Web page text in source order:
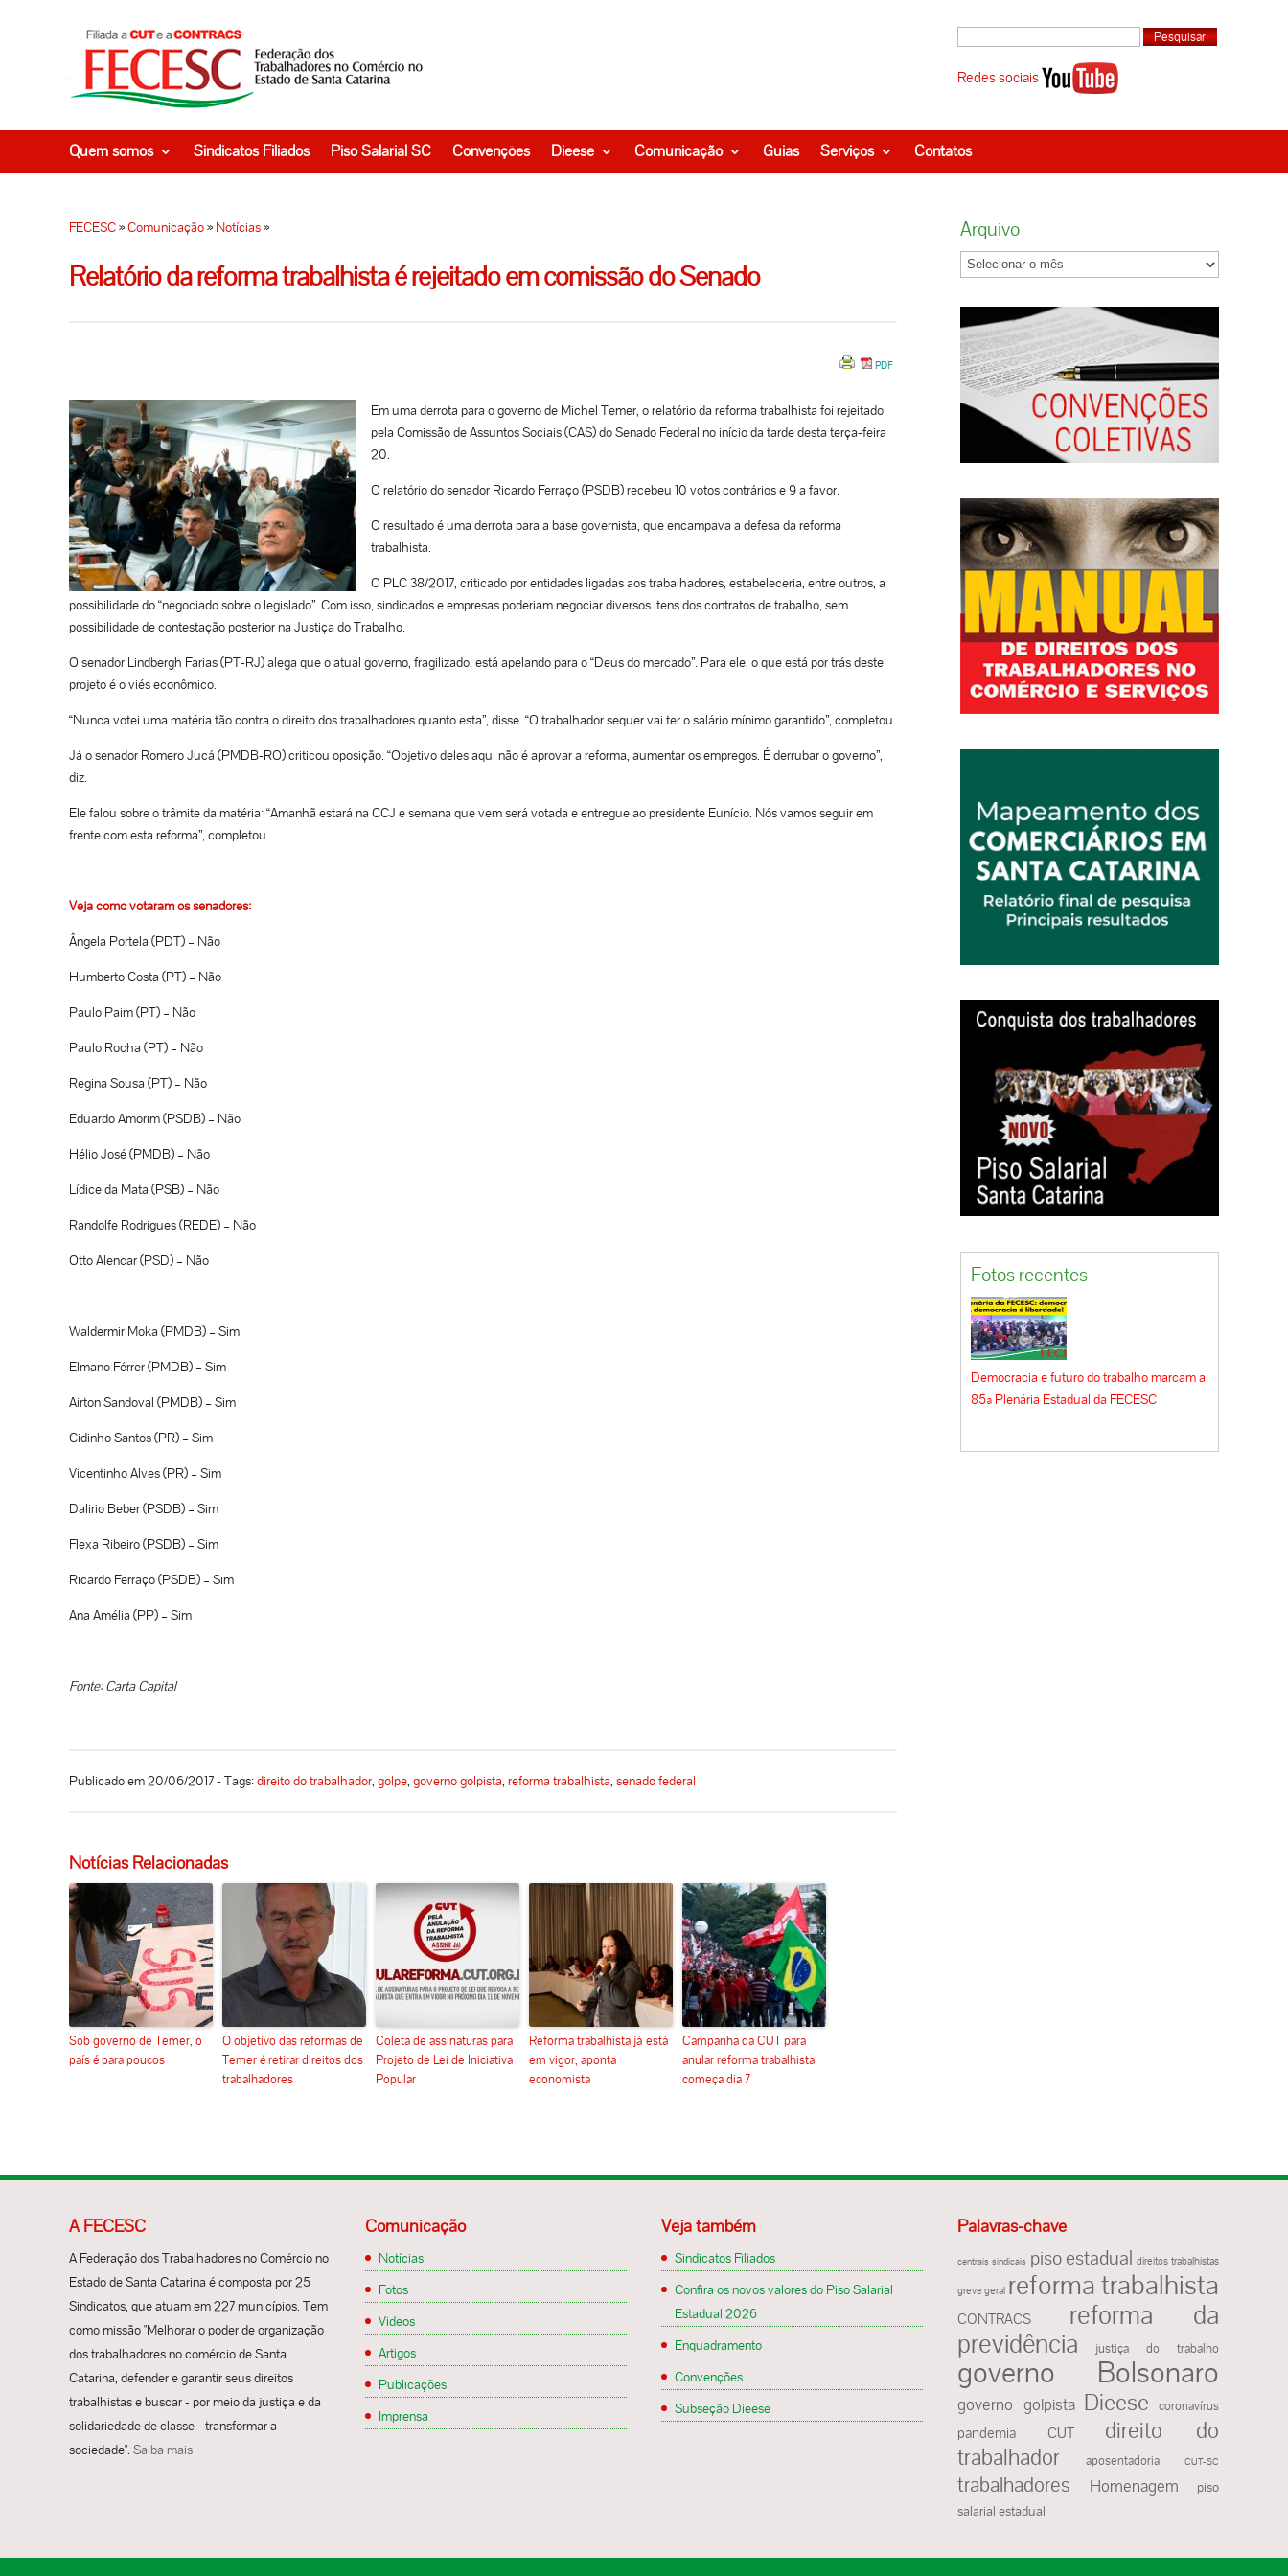
Redes sociais
Quem somos Sindicatos Filiados Piso Salarial SC Convenções Dieese Comunicação Guias Serviços Contatos
FECESC»Comunicação»Notícias»
Relatório da reforma trabalhista é rejeitado em comissão do Senado
Em uma derrota para o governo de Michel Temer, o relatório da reforma trabalhista foi rejeitado
pela Comissão de Assuntos Sociais (CAS) do Senado Federal no início da tarde desta terça-feira
20.
O relatório do senador Ricardo Ferraço (PSDB) recebeu 10 votos contrários e 9 a favor.
O resultado é uma derrota para a base governista, que encampava a defesa da reforma
trabalhista.
O PLC 38/2017, criticado por entidades ligadas aos trabalhadores, estabeleceria, entre outros, a
possibilidade do “negociado sobre o legislado”. Com isso, sindicados e empresas poderiam negociar diversos itens dos contratos de trabalho, sem
possibilidade de contestação posterior na Justiça do Trabalho.
O senador Lindbergh Farias (PT-RJ) alega que o atual governo, fragilizado, está apelando para o “Deus do mercado”. Para ele, o que está por trás deste
projeto é o viés econômico.
“Nunca votei uma matéria tão contra o direito dos trabalhadores quanto esta”, disse. “O trabalhador sequer vai ter o salário mínimo garantido”, completou.
Já o senador Romero Jucá (PMDB-RO) criticou oposição. “Objetivo deles aqui não é aprovar a reforma, aumentar os empregos. É derrubar o governo”,
diz.
Ele falou sobre o trâmite da matéria: “Amanhã estará na CCJ e semana que vem será votada e entregue ao presidente Eunício. Nós vamos seguir em
frente com esta reforma”, completou.
Veja como votaram os senadores:
Ângela Portela (PDT) – Não
Humberto Costa (PT) – Não
Paulo Paim (PT) – Não
Paulo Rocha (PT) – Não
Regina Sousa (PT) – Não
Eduardo Amorim (PSDB) – Não
Hélio José (PMDB) – Não
Lídice da Mata (PSB) – Não
Randolfe Rodrigues (REDE) – Não
Otto Alencar (PSD) – Não
Waldermir Moka (PMDB) – Sim
Elmano Férrer (PMDB) – Sim
Airton Sandoval (PMDB) – Sim
Cidinho Santos (PR) – Sim
Vicentinho Alves (PR) – Sim
Dalirio Beber (PSDB) – Sim
Flexa Ribeiro (PSDB) – Sim
Ricardo Ferraço (PSDB) – Sim
Ana Amélia (PP) – Sim
Fonte: Carta Capital
Publicado em 20/06/2017 - Tags:direito do trabalhador, golpe, governo golpista, reforma trabalhista, senado federal
Notícias Relacionadas
Sob governo de Temer, o
país é para poucos
O objetivo das reformas de
Temer é retirar direitos dos
trabalhadores
Coleta de assinaturas para
Projeto de Lei de Iniciativa
Popular
Reforma trabalhista já está
em vigor, aponta
economista
Campanha da CUT para
anular reforma trabalhista
começa dia 7
Arquivo
Fotos recentes
Democracia e futuro do trabalho marcam a
85ª Plenária Estadual da FECESC
A FECESC
A Federação dos Trabalhadores no Comércio no
Estado de Santa Catarina é composta por 25
Sindicatos, que atuam em 227 municípios. Tem
como missão "Melhorar o poder de organização
dos trabalhadores no comércio de Santa
Catarina, defender e garantir seus direitos
trabalhistas e buscar - por meio da justiça e da
solidariedade de classe - transformar a
sociedade". Saiba mais
Comunicação
Notícias
Fotos
Videos
Artigos
Publicações
Imprensa
Veja também
Sindicatos Filiados
Confira os novos valores do Piso Salarial
Estadual 2026
Enquadramento
Convenções
Subseção Dieese
Palavras-chave
centrais sindicais piso estadual direitos trabalhistas
greve geral reforma trabalhista
CONTRACS
reforma da
previdência
justiça do trabalho
governo Bolsonaro
governo golpista Dieese coronavírus
pandemia CUT
direito do
trabalhador
aposentadoria CUT-SC
trabalhadores Homenagem
piso
salarial estadual